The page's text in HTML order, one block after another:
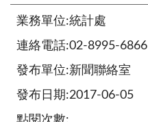
業務單位:統計處
連絡電話:02-8995-6866
發布單位:新聞聯絡室
發布日期:2017-06-05